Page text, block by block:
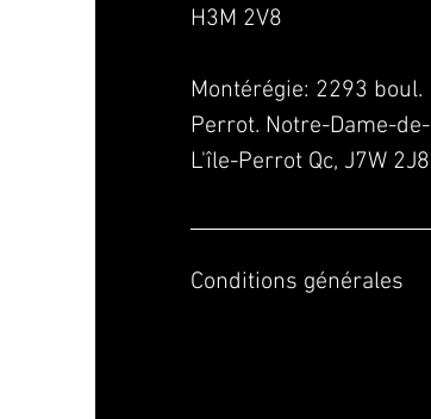
H3M 2V8
Montérégie: 2293 boul.
Perrot. Notre-Dame-de-
L'île-Perrot Qc, J7W 2J8
Conditions générales